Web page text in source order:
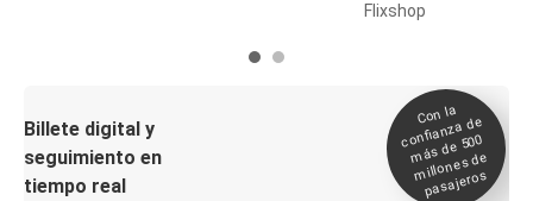
Flixshop
Billete digital y
seguimiento en
tiempo real
Con la
confianza de
más de 500
millones de
pasajeros